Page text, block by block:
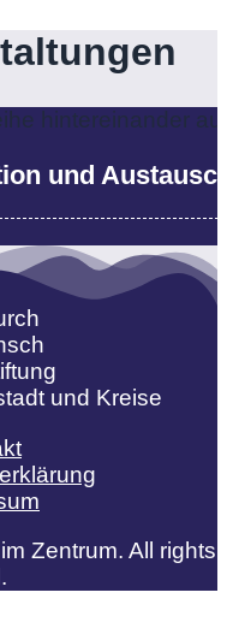
und
Zentrum. All rights